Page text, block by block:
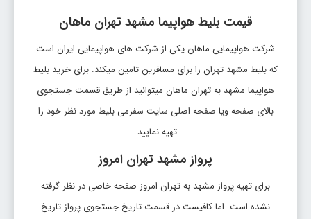
تاریخ رفت: 1405/5/20
مشهد
MHD
تهران
THR
قیمت:
38,380,000 ریال
بلیط مشهد تهران
تاریخ رفت: 1405/5/19
بلیط مشهد تهران
تاریخ رفت: 1405/5/20
قیمت بلیط هواپیما مشهد تهران ماهان
شرکت هواپیمایی ماهان یکی از شرکت های هواپیمایی ایران است
که بلیط مشهد تهران را برای مسافرین تامین میکند. برای خرید بلیط
هواپیما مشهد به تهران ماهان میتوانید از طریق قسمت جستجوی
بالای صفحه ویا صفحه اصلی سایت سفرمی بلیط مورد نظر خود را
تهیه نمایید.
پرواز مشهد تهران امروز
برای تهیه پرواز مشهد به تهران امروز صفحه خاصی در نظر گرفته
نشده است. اما کافیست در قسمت تاریخ جستجوی پرواز تاریخ